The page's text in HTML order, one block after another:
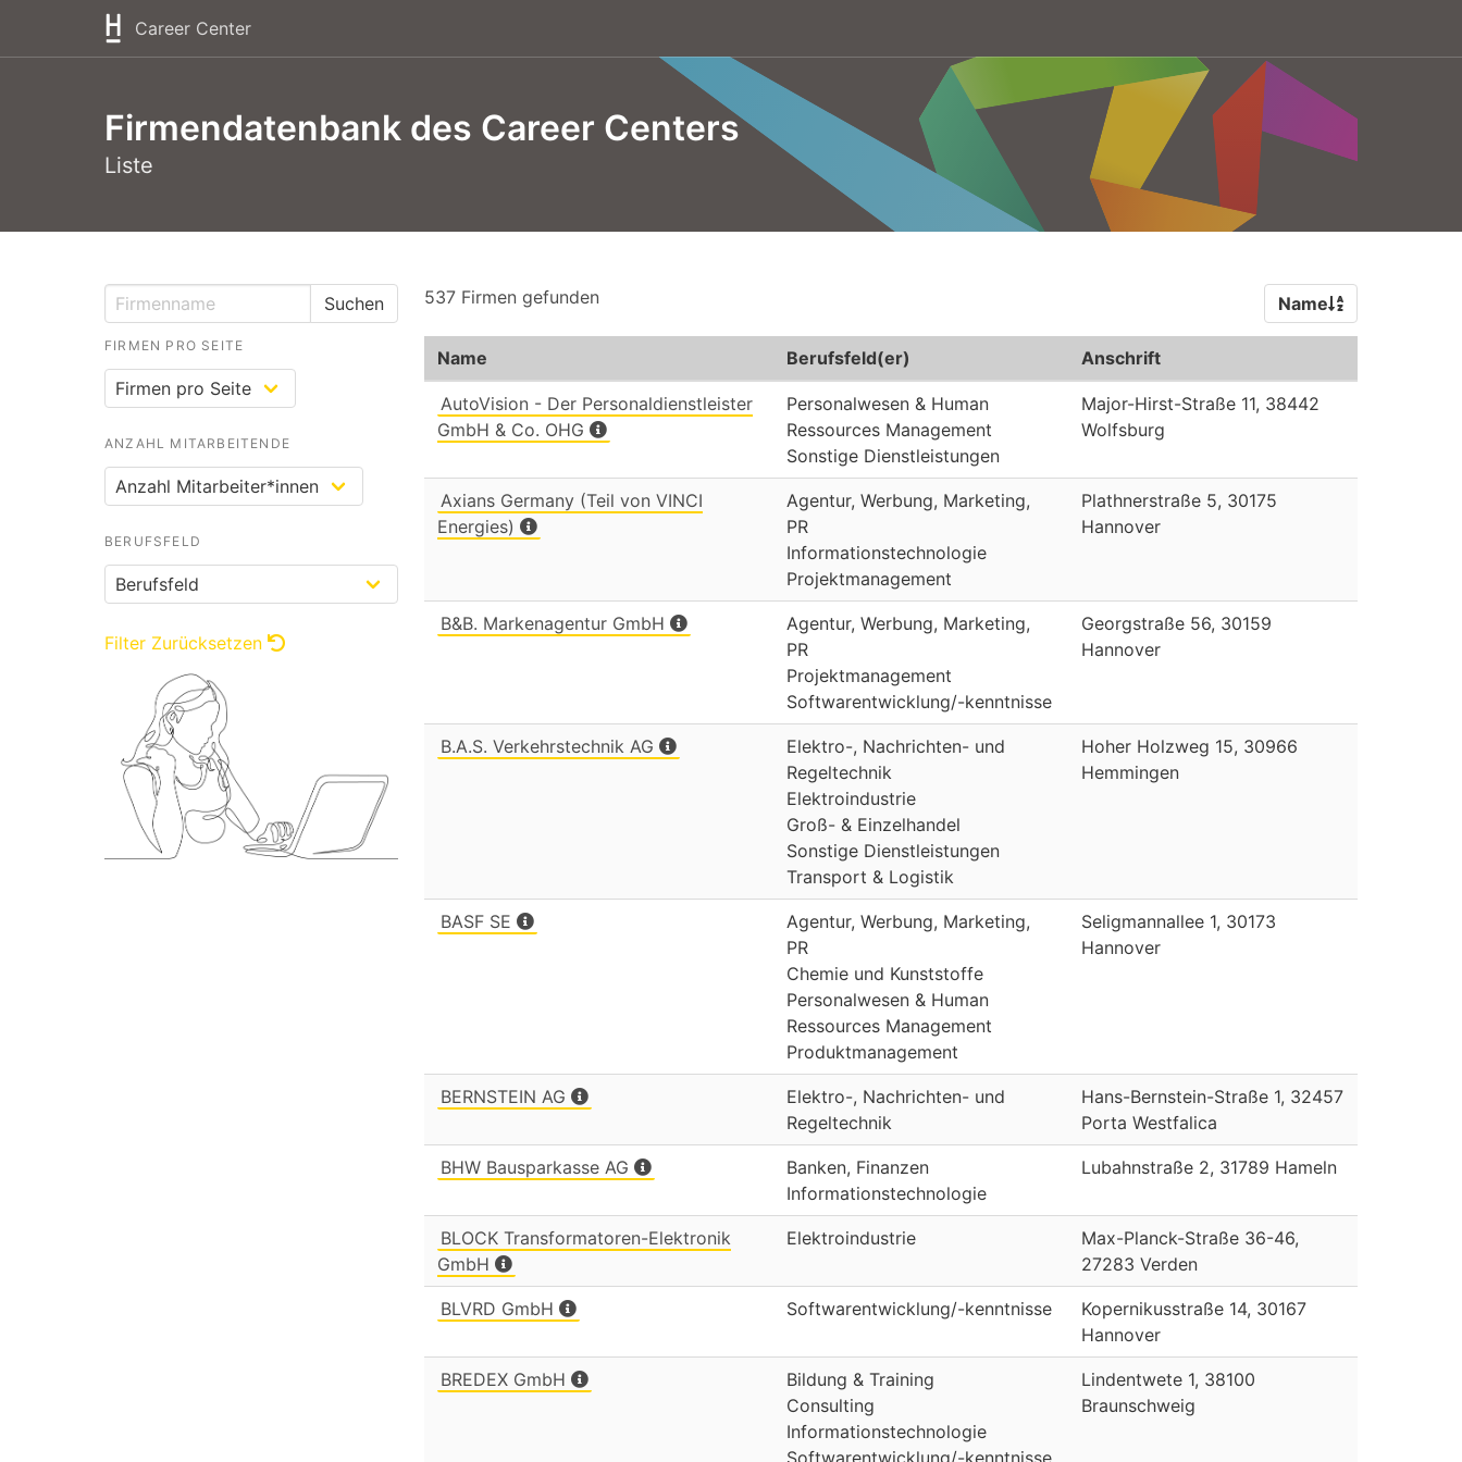
Career Center
Firmendatenbank des Career Centers
Liste
Suchen
FIRMEN PRO SEITE
ANZAHL MITARBEITENDE
BERUFSFELD
Filter Zurücksetzen
537 Firmen gefunden Name
Name Berufsfeld(er) Anschrift
AutoVision - Der Personaldienstleister
GmbH & Co. OHG
Personalwesen & Human
Ressources Management
Sonstige Dienstleistungen
Major-Hirst-Straße 11, 38442
Wolfsburg
Axians Germany (Teil von VINCI
Energies)
Agentur, Werbung, Marketing,
PR
Informationstechnologie
Projektmanagement
Plathnerstraße 5, 30175
Hannover
B&B. Markenagentur GmbH
Agentur, Werbung, Marketing,
PR
Projektmanagement
Softwarentwicklung/-kenntnisse
Georgstraße 56, 30159
Hannover
B.A.S. Verkehrstechnik AG
Elektro-, Nachrichten- und
Regeltechnik
Elektroindustrie
Groß- & Einzelhandel
Sonstige Dienstleistungen
Transport & Logistik
Hoher Holzweg 15, 30966
Hemmingen
BASF SE
Agentur, Werbung, Marketing,
PR
Chemie und Kunststoffe
Personalwesen & Human
Ressources Management
Produktmanagement
Seligmannallee 1, 30173
Hannover
BERNSTEIN AG
Elektro-, Nachrichten- und
Regeltechnik
Hans-Bernstein-Straße 1, 32457
Porta Westfalica
BHW Bausparkasse AG
Banken, Finanzen
Informationstechnologie
Lubahnstraße 2, 31789 Hameln
BLOCK Transformatoren-Elektronik
GmbH
Elektroindustrie
Max-Planck-Straße 36-46,
27283 Verden
BLVRD GmbH Softwarentwicklung/-kenntnisse
Kopernikusstraße 14, 30167
Hannover
BREDEX GmbH
Bildung & Training
Consulting
Informationstechnologie
Softwarentwicklung/-kenntnisse
Lindentwete 1, 38100
Braunschweig